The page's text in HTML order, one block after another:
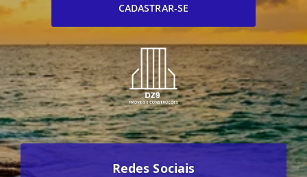
CADASTRAR-SE
Redes Sociais